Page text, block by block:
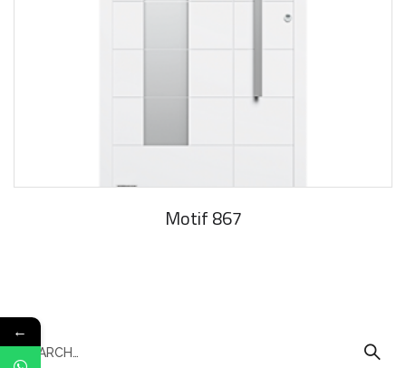
Motif 867
←